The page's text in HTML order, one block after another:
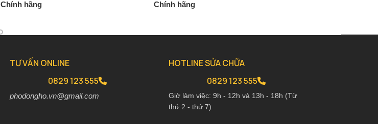
Chính hãng
Chính hãng
TƯ VẤN ONLINE
0829 123 555
phodongho.vn@gmail.com
HOTLINE SỬA CHỮA
0829 123 555
Giờ làm việc: 9h - 12h và 13h - 18h (Từ
thứ 2 - thứ 7)